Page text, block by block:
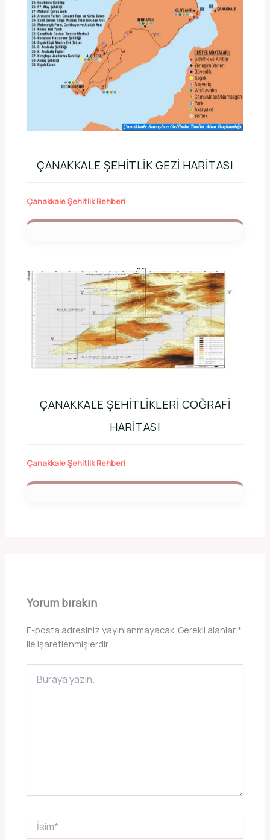
ÇANAKKALE ŞEHITLIK GEZI HARITASI
Çanakkale Şehitlik Rehberi
ÇANAKKALE ŞEHITLIKLERI COĞRAFI
HARITASI
Çanakkale Şehitlik Rehberi
Yorum bırakın
E-posta adresiniz yayınlanmayacak. Gerekli alanlar *
ile işaretlenmişlerdir
yazın..
İsim*